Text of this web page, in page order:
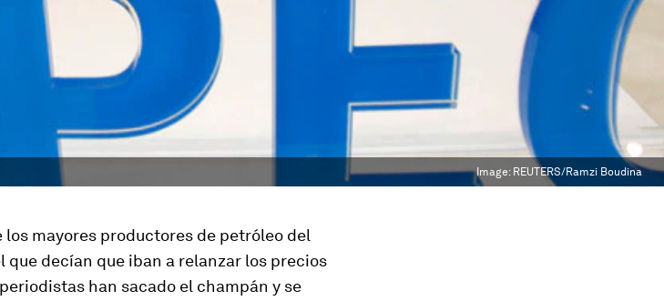
Image: REUTERS/Ramzi Boudina
los mayores productores de petróleo del
que decían que iban a relanzar los precios
han sacado el champán y se